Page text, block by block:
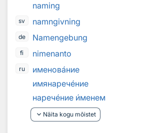
naming
sv namngivning
de Namengebung
fi nimenanto
ru именование
имянаречение
наречение именем
keyboard_arrow_down Näita kogu mõistet